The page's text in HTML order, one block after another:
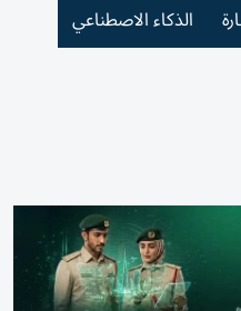
الذكاء الاصطناعي